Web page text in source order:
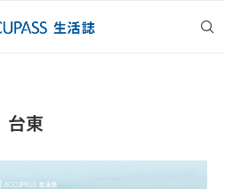
台東